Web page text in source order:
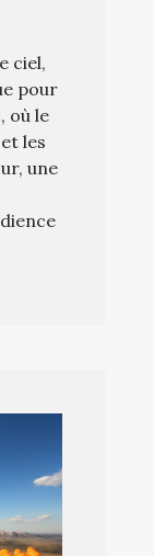
ciel,
pour
où le
les
une